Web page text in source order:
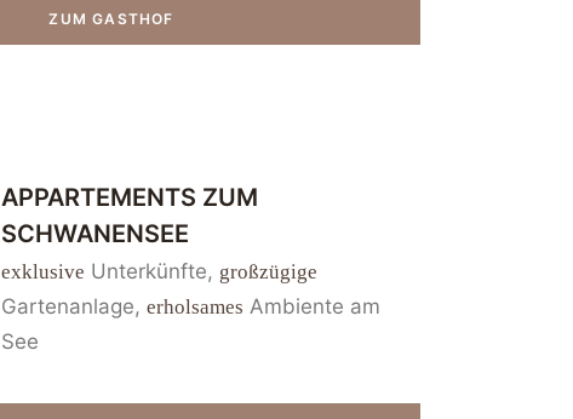
ZUM GASTHOF
APPARTEMENTS ZUM
SCHWANENSEE
exklusive Unterkünfte, großzügige
Gartenanlage, erholsames Ambiente am
See